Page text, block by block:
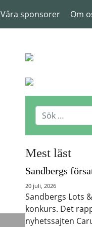
Våra sponsorer Om
Mest läst
Sandbergs
20 juli, 2026
Sandbergs Lots
konkurs. Det
nyhetssajten